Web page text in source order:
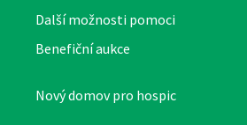
Další možnosti pomoci
Benefiční aukce
Nový domov pro hospic